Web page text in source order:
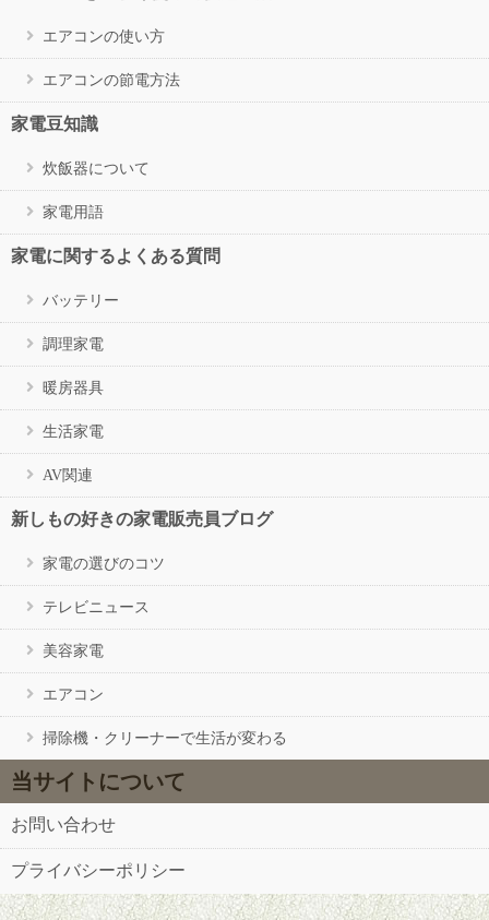
エアコンの使い方
エアコンの節電方法
家電豆知識
炊飯器について
家電用語
家電に関するよくある質問
バッテリー
調理家電
暖房器具
生活家電
AV関連
新しもの好きの家電販売員ブログ
家電の選びのコツ
テレビニュース
美容家電
エアコン
掃除機・クリーナーで生活が変わる
当サイトについて
お問い合わせ
プライバシーポリシー